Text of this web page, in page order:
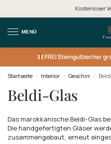
Kostenloser
MENÜ
FREISteingutbecher
Startseite / Interior / Geschirr /
Beldi-Glas
Das marokkanische Beldi-Glas
Die handgefertigten Gläser
zusammengebaut, erneut